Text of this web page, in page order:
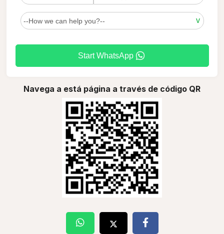
Start WhatsApp
Navega a está página a través de código QR